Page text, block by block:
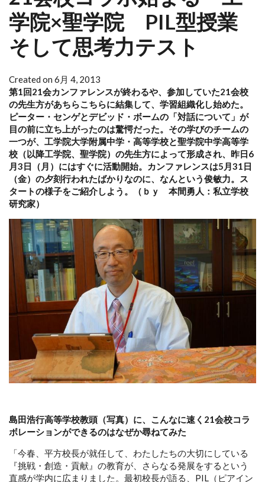
学院×聖学院 PIL型授業
そして思考力テスト
Created on 6月 4, 2013
第1回21会カンファレンスが終わるや、参加していた21会校
の先生方があちらこちらに結集して、学習組織化し始めた。
ピーター・センゲとデビッド・ボームの「対話について」が
目の前に立ち上がったのは驚愕だった。その学びのチームの
一つが、工学院大学附属中学・高等学校と聖学院中学高等学
校（以降工学院、聖学院）の先生方によって形成され、昨日6
月3日（月）にはすぐに活動開始。カンファレンスは5月31日
（金）の夕刻行われたばかりなのに、なんという俊敏力。ス
タートの様子をご紹介しよう。（ｂｙ 本間勇人：私立学校
研究家）
島田浩行高等学校教頭（写真）に、こんなに速く21会校コラ
ボレーションができるのはなぜか尋ねてみた
「今春、平方校長が就任して、わたしたちの大切にしている
『挑戦・創造・貢献』の教育が、さらなる発展をするという
直感が学内に広まりました。最初校長が語る、PIL（ピアイン